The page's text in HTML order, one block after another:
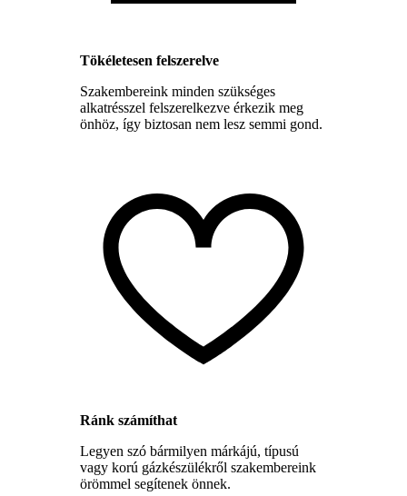
Tökéletesen felszerelve
Szakembereink minden szükséges
alkatrésszel felszerelkezve érkezik meg
önhöz, így biztosan nem lesz semmi gond.
Ránk számíthat
Legyen szó bármilyen márkájú, típusú
vagy korú gázkészülékről szakembereink
örömmel segítenek önnek.